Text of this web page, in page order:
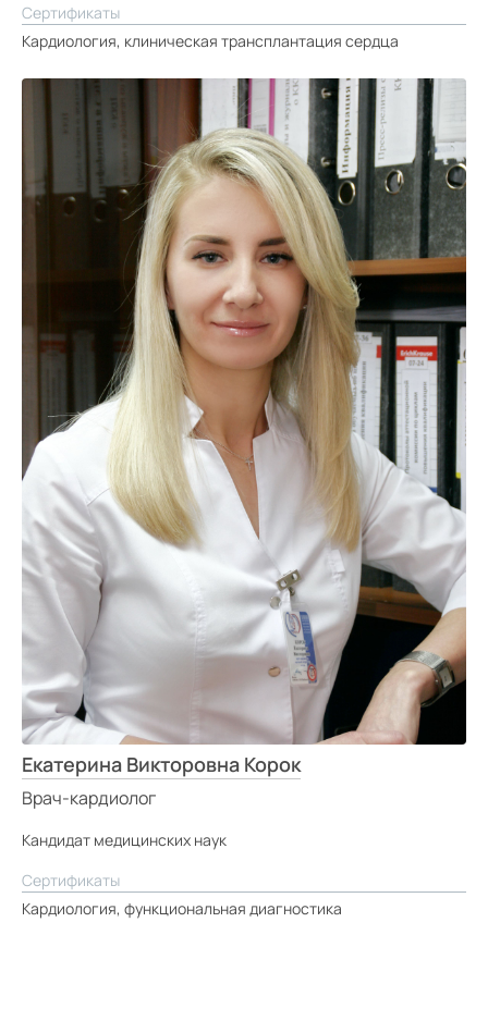
Сертификаты
Кардиология, клиническая трансплантация сердца
Екатерина Викторовна Корок
Врач-кардиолог
Кандидат медицинских наук
Сертификаты
Кардиология, функциональная диагностика